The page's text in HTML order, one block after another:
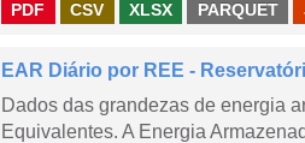
PDF CSV XLSX PARQUET
EAR Diário por REE -
Dados das grandezas de energia
Equivalentes. A Energia